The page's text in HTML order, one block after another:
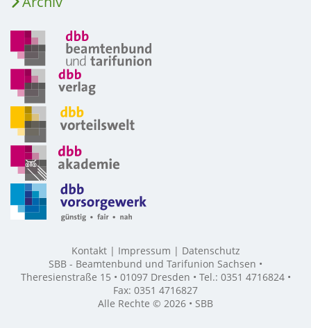
Kontakt Impressum
Datenschutz
SBB - Beamtenbund und Tarifunion Sachsen •
Theresienstraße 15 • 01097 Dresden • Tel.: 0351 4716824 •
Fax: 0351 4716827
Alle Rechte © 2026 • SBB